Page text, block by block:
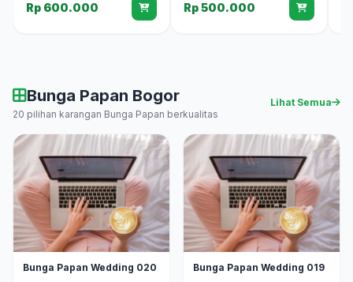
Rp 600.000 Rp 500.000
Bunga Papan Bogor
20 pilihan karangan Bunga Papan berkualitas
Lihat Semua
Bunga Papan Wedding 020 Bunga Papan Wedding 019